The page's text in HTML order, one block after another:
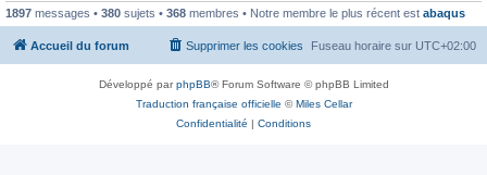
1897 messages • 380 sujets • 368 membres • Notre membre le plus récent est abaqus
Accueil du forum Fuseau horaire sur UTC+02:00
Supprimer les cookies
Développé parphpBB® Forum Software © phpBB Limited
Traduction française officielle ©Miles Cellar
Confidentialité | Conditions